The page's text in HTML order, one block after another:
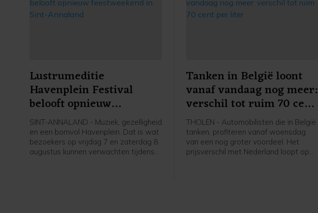
Lustrumeditie
Havenplein Festival
belooft opnieuw
feestweekend in Sint-
Annaland
SINT-ANNALAND - Muziek, gezelligheid
en een bomvol Havenplein. Dat is wat
bezoekers op vrijdag 7 en zaterdag 8
augustus kunnen verwachten tijdens
Tanken in België loont
vanaf vandaag nog meer:
verschil tot ruim 70 cent
per liter
THOLEN - Automobilisten die in België
tanken, profiteren vanaf woensdag
van een nog groter voordeel. Het
prijsverschil met Nederland loopt op